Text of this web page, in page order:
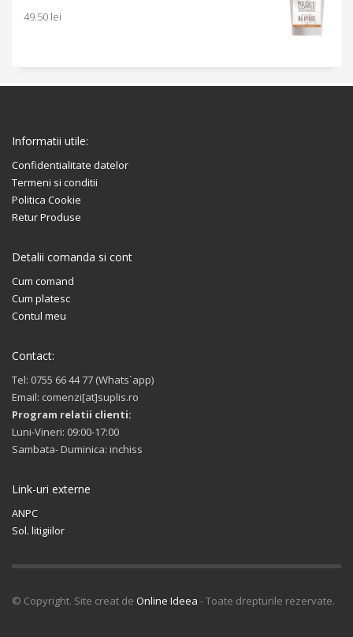
49.50 lei
Informatii utile:
Confidentialitate datelor
Termeni si conditii
Politica Cookie
Retur Produse
Detalii comanda si cont
Cum comand
Cum platesc
Contul meu
Contact:
Tel: 0755 66 44 77 (Whats`app)
Email: comenzi[at]suplis.ro
Program relatii clienti:
Luni-Vineri: 09:00-17:00
Sambata- Duminica: inchiss
Link-uri externe
ANPC
Sol. litigiilor
© Copyright. Site creat de Online Ideea - Toate drepturile rezervate.